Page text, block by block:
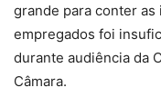
grande para conter as
empregados foi
durante audiência da
Câmara.